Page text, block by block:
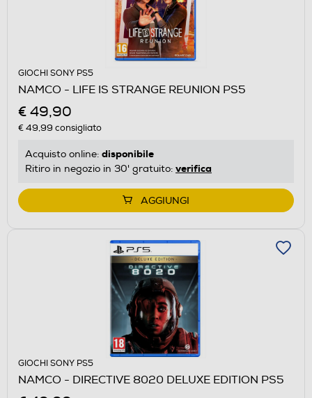
GIOCHI SONY PS5
NAMCO - LIFE IS STRANGE REUNION PS5
€ 49,90
€ 49,99 consigliato
Acquisto online: disponibile
Ritiro in negozio in 30' gratuito: verifica
AGGIUNGI
GIOCHI SONY PS5
NAMCO - DIRECTIVE 8020 DELUXE EDITION PS5